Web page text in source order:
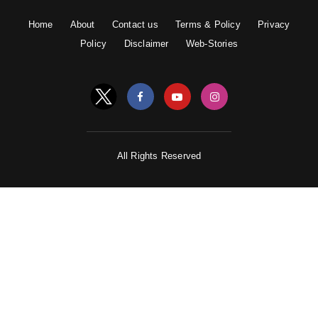
Home About Contact us Terms & Policy
Privacy
Policy
Disclaimer Web-Stories
All Rights Reserved